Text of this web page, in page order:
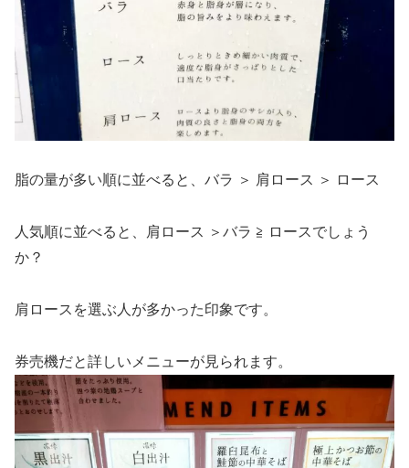
脂の量が多い順に並べると、バラ ＞ 肩ロース ＞ ロース
人気順に並べると、肩ロース ＞バラ ≧ ロースでしょう
か？
肩ロースを選ぶ人が多かった印象です。
券売機だと詳しいメニューが見られます。